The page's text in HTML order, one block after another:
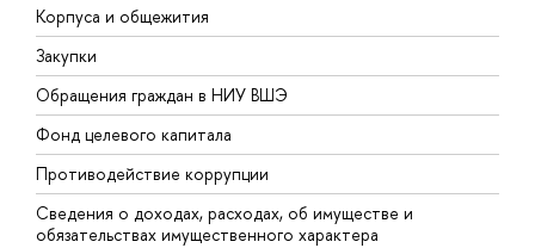
Корпуса и общежития
Закупки
Обращения граждан в НИУ ВШЭ
Фонд целевого капитала
Противодействие коррупции
Сведения о доходах, расходах, об имуществе и
обязательствах имущественного характера